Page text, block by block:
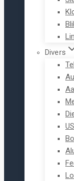
Divers